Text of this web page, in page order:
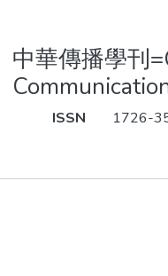
Theses
中華傳播學刊
ISSN 1726-